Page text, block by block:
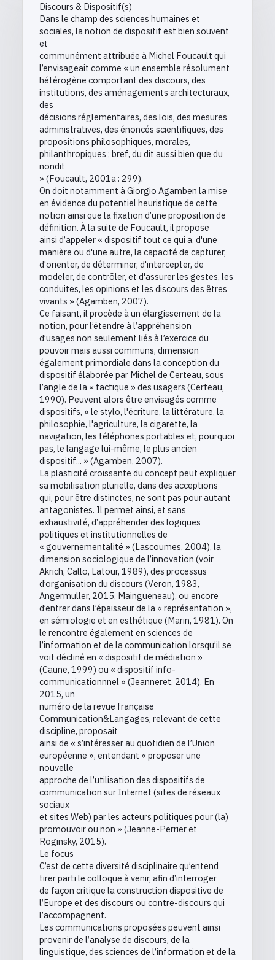
Discours & Dispositif(s)
Dans le champ des sciences humaines et
sociales, la notion de dispositif est bien souvent
et
communément attribuée à Michel Foucault qui
l’envisageait comme « un ensemble résolument
hétérogène comportant des discours, des
institutions, des aménagements architecturaux,
des
décisions réglementaires, des lois, des mesures
administratives, des énoncés scientifiques, des
propositions philosophiques, morales,
philanthropiques ; bref, du dit aussi bien que du
nondit
» (Foucault, 2001a : 299).
On doit notamment à Giorgio Agamben la mise
en évidence du potentiel heuristique de cette
notion ainsi que la fixation d’une proposition de
définition. À la suite de Foucault, il propose
ainsi d’appeler « dispositif tout ce qui a, d'une
manière ou d'une autre, la capacité de capturer,
d'orienter, de déterminer, d'intercepter, de
modeler, de contrôler, et d'assurer les gestes, les
conduites, les opinions et les discours des êtres
vivants » (Agamben, 2007).
Ce faisant, il procède à un élargissement de la
notion, pour l’étendre à l’appréhension
d’usages non seulement liés à l’exercice du
pouvoir mais aussi communs, dimension
également primordiale dans la conception du
dispositif élaborée par Michel de Certeau, sous
l’angle de la « tactique » des usagers (Certeau,
1990). Peuvent alors être envisagés comme
dispositifs, « le stylo, l'écriture, la littérature, la
philosophie, l'agriculture, la cigarette, la
navigation, les téléphones portables et, pourquoi
pas, le langage lui-même, le plus ancien
dispositif... » (Agamben, 2007).
La plasticité croissante du concept peut expliquer
sa mobilisation plurielle, dans des acceptions
qui, pour être distinctes, ne sont pas pour autant
antagonistes. Il permet ainsi, et sans
exhaustivité, d’appréhender des logiques
politiques et institutionnelles de
« gouvernementalité » (Lascoumes, 2004), la
dimension sociologique de l’innovation (voir
Akrich, Callo, Latour, 1989), des processus
d’organisation du discours (Veron, 1983,
Angermuller, 2015, Maingueneau), ou encore
d’entrer dans l’épaisseur de la « représentation »,
en sémiologie et en esthétique (Marin, 1981). On
le rencontre également en sciences de
l’information et de la communication lorsqu’il se
voit décliné en « dispositif de médiation »
(Caune, 1999) ou « dispositif info-
communicationnnel » (Jeanneret, 2014). En
2015, un
numéro de la revue française
Communication&Langages, relevant de cette
discipline, proposait
ainsi de « s’intéresser au quotidien de l’Union
européenne », entendant « proposer une
nouvelle
approche de l’utilisation des dispositifs de
communication sur Internet (sites de réseaux
sociaux
et sites Web) par les acteurs politiques pour (la)
promouvoir ou non » (Jeanne-Perrier et
Roginsky, 2015).
Le focus
C’est de cette diversité disciplinaire qu’entend
tirer parti le colloque à venir, afin d’interroger
de façon critique la construction dispositive de
l’Europe et des discours ou contre-discours qui
l’accompagnent.
Les communications proposées peuvent ainsi
provenir de l’analyse de discours, de la
linguistique, des sciences de l’information et de la